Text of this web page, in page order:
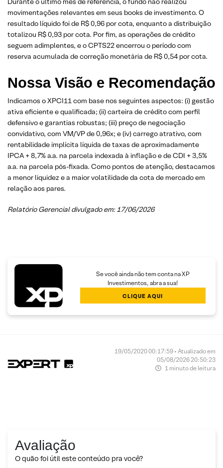
movimentações relevantes em seus books de investimento. O
resultado líquido foi de R$ 0,96 por cota, enquanto a distribuição
totalizou R$ 0,93 por cota. Por fim, as operações de crédito
seguem adimplentes, e o CPTS22 encerrou o período com
reserva acumulada de correção monetária de R$ 0,54 por cota.
Nossa Visão e Recomendação
Indicamos o XPCI11 com base nos seguintes aspectos: (i) gestão
ativa eficiente e qualificada; (ii) carteira de crédito com perfil
defensivo e garantias robustas; (iii) preço de negociação
convidativo, com VM/VP de 0,96x; e (iv) carrego atrativo, com
rentabilidade implícita líquida de taxas de aproximadamente
IPCA + 8,7% a.a. na parcela indexada à inflação e de CDI + 3,5%
a.a. na parcela pós-fixada. Como pontos de atenção, destacamos
a menor liquidez e a maior volatilidade da cota de mercado em
relação aos pares.
Relatório Gerencial divulgado em: 17/06/2026
Se você ainda não tem conta na XP
Investimentos, abra a sua!
CLIQUE AQUI
19/05/2020 00:17:59 • Atualizado em
05/08/2026 20:50:23
1 minuto de leitura
Avaliação
O quão foi útil este conteúdo pra você?